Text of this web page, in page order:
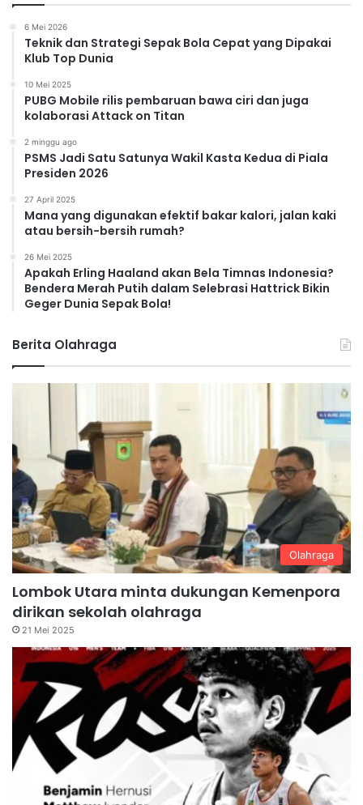
6 Mei 2026
Teknik dan Strategi Sepak Bola Cepat yang Dipakai
Klub Top Dunia
10 Mei 2025
PUBG Mobile rilis pembaruan bawa ciri dan juga
kolaborasi Attack on Titan
2 minggu ago
PSMS Jadi Satu Satunya Wakil Kasta Kedua di Piala
Presiden 2026
27 April 2025
Mana yang digunakan efektif bakar kalori, jalan kaki
atau bersih-bersih rumah?
26 Mei 2025
Apakah Erling Haaland akan Bela Timnas Indonesia?
Bendera Merah Putih dalam Selebrasi Hattrick Bikin
Geger Dunia Sepak Bola!
Berita Olahraga
Olahraga
Lombok Utara minta dukungan Kemenpora
dirikan sekolah olahraga
21 Mei 2025